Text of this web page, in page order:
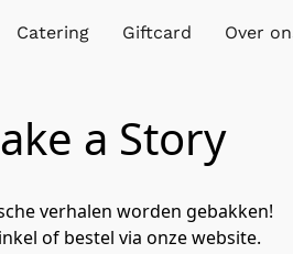
Catering Giftcard Over
a Story
verhalen worden gebakken!
of bestel via onze website.